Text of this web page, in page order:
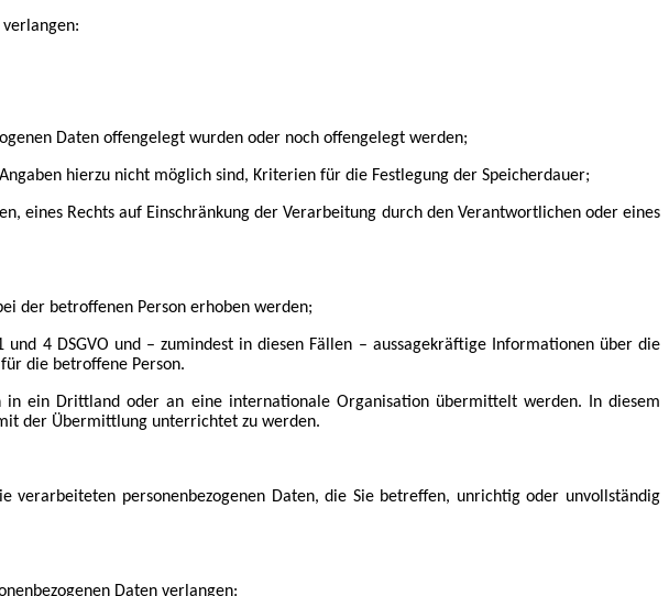
Daten offengelegt wurden oder noch offengelegt werden;
hierzu nicht möglich sind, Kriterien für die Festlegung der Speicherdauer;
Rechts auf Einschränkung der Verarbeitung durch den Verantwortlichen oder eines
der betroffenen Person erhoben werden;
4 DSGVO und – zumindest in diesen Fällen – aussagekräftige Informationen über die
die betroffene Person.
in ein Drittland oder an eine internationale Organisation übermittelt werden. In diesem
der Übermittlung unterrichtet zu werden.
personenbezogenen Daten, die Sie betreffen, unrichtig oder unvollständig
Daten verlangen: